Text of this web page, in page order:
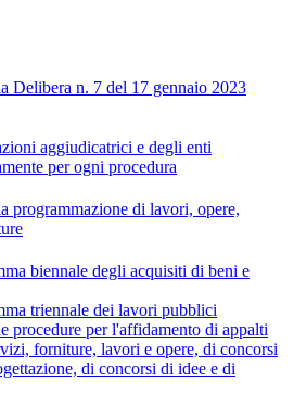
Delibera n. 7 del 17 gennaio 2023
aggiudicatrici e degli enti
per ogni procedura
programmazione di lavori, opere,
biennale degli acquisiti di beni e
triennale dei lavori pubblici
procedure per l'affidamento di appalti
forniture, lavori e opere, di concorsi
di concorsi di idee e di